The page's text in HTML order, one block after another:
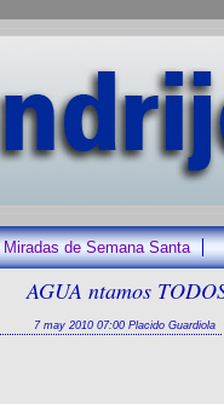
Miradas de Semana Santa
AGUA ntamos
7 may 2010 07:00 Placido Guardiola